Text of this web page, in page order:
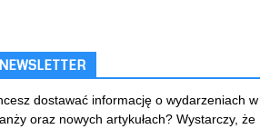
NEWSLETTER
dostawać informację o wydarzeniach w
oraz nowych artykułach? Wystarczy, że